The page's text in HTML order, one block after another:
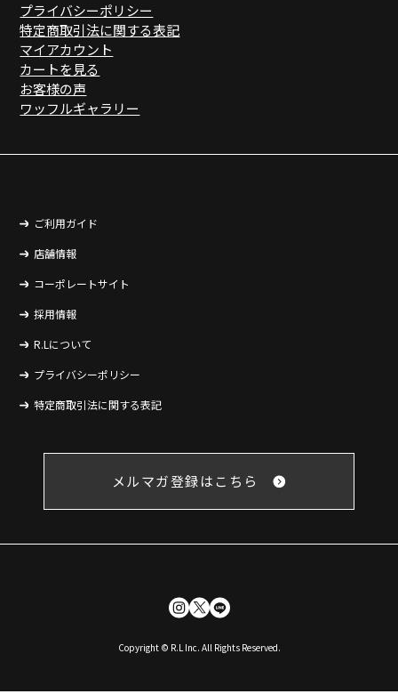
プライバシーポリシー
特定商取引法に関する表記
マイアカウント
カートを見る
お客様の声
ワッフルギャラリー
ご利用ガイド
店舗情報
コーポレートサイト
採用情報
R.Lについて
プライバシーポリシー
特定商取引法に関する表記
メルマガ登録はこちら
Copyright © R.L Inc. All Rights Reserved.